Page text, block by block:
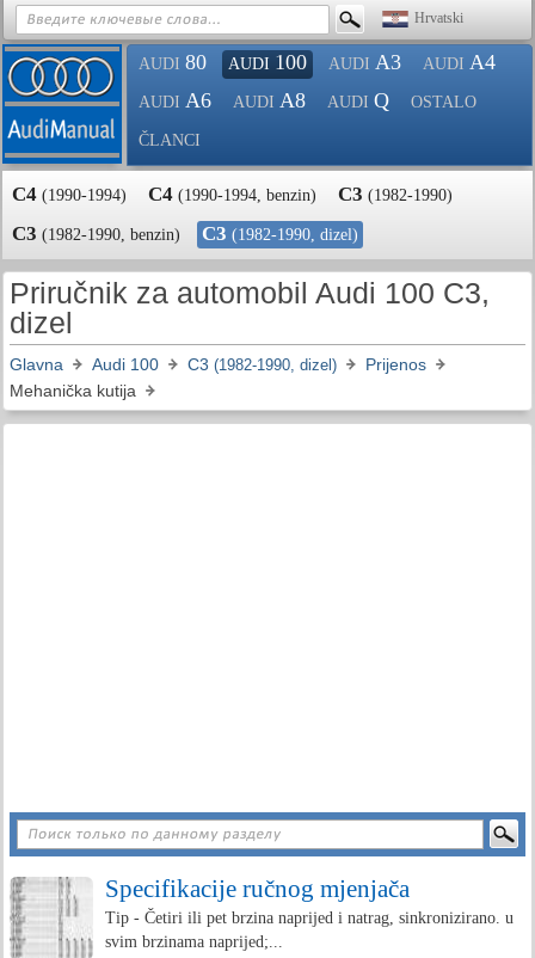
Hrvatski
AUDI 80 AUDI 100 AUDI A3 AUDI A4
AUDI A6 AUDI A8 AUDI Q OSTALO
ČLANCI
C4 (1990-1994) C4 (1990-1994, benzin) C3 (1982-1990)
C3 (1982-1990, benzin) C3 (1982-1990, dizel)
Priručnik za automobil Audi 100 C3,
dizel
Glavna Audi 100 C3 (1982-1990, dizel)
Prijenos
Mehanička kutija
Specifikacije ručnog mjenjača
Tip - Četiri ili pet brzina naprijed i natrag, sinkronizirano. u
svim brzinama naprijed;...